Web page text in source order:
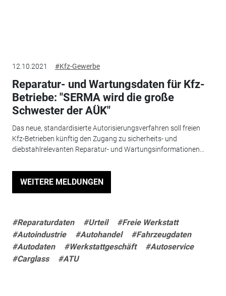
12.10.2021 #Kfz-Gewerbe
Reparatur- und Wartungsdaten für Kfz-
Betriebe: "SERMA wird die große
Schwester der AÜK"
Das neue, standardisierte Autorisierungsverfahren soll freien
Kfz-Betrieben künftig den Zugang zu sicherheits- und
diebstahlrelevanten Reparatur- und Wartungsinformationen...
WEITERE MELDUNGEN
#Reparaturdaten #Urteil
#Freie Werkstatt
#Autoindustrie
#Autohandel
#Fahrzeugdaten
#Autodaten
#Werkstattgeschäft
#Autoservice
#Carglass
#ATU